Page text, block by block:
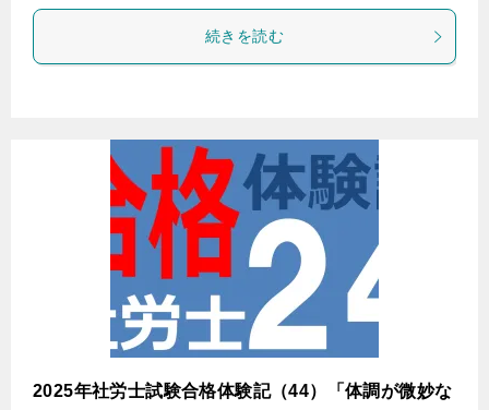
続きを読む
2025年社労士試験合格体験記（44）「体調が微妙な